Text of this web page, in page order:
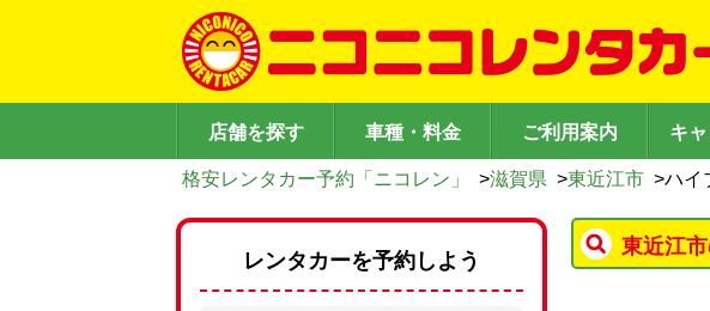
店舗を探す 車種・料金 ご利用案内 キ
格安レンタカー予約「ニコレン」 >滋賀県 >東近江市 >ハイ
東近江
レンタカーを予約しよう